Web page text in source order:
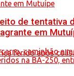
de tentativa
em